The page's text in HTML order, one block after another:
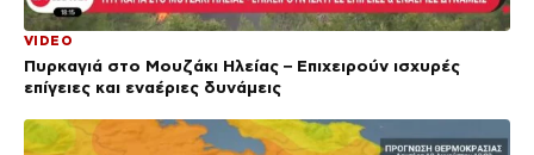
VIDEO
Πυρκαγιά στο Μουζάκι Ηλείας – Επιχειρούν ισχυρές
επίγειες και εναέριες δυνάμεις